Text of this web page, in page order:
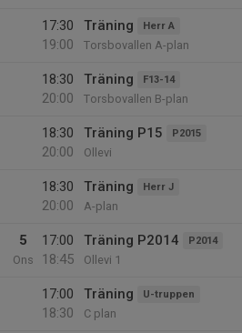
17:30
19:00
Träning Herr A
Torsbovallen A-plan
18:30
20:00
Träning F13-14
Torsbovallen B-plan
18:30
20:00
Träning P15 P2015
Ollevi
18:30
20:00
Träning Herr J
A-plan
5
Ons
17:00
18:45
Träning P2014 P2014
Ollevi 1
17:00
18:30
Träning U-truppen
C plan